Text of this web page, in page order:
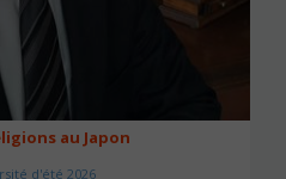
au Japon
d'été 2026